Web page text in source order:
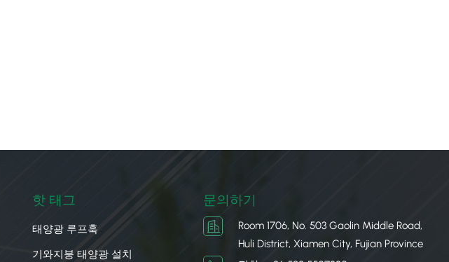
핫 태그
태양광 루프훅
기와지붕 태양광 설치
문의하기
Room 1706, No. 503 Gaolin Middle Road,
Huli District, Xiamen City, Fujian Province